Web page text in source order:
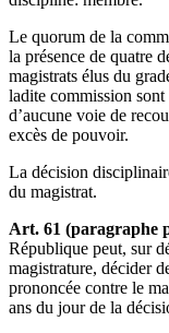
Le quorum de la
la présence de quatre
magistrats élus du
ladite commission
d’aucune voie de
excès de pouvoir.
La décision
du magistrat.
Art. 61 (paragraphe
République peut, sur
magistrature, décider
prononcée contre le
ans du jour de la